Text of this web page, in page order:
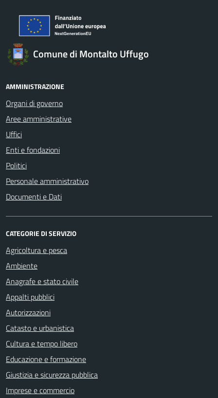
Comune di Montalto Uffugo
AMMINISTRAZIONE
Organi di governo
Aree amministrative
Uffici
Enti e fondazioni
Politici
Personale amministrativo
Documenti e Dati
CATEGORIE DI SERVIZIO
Agricoltura e pesca
Ambiente
Anagrafe e stato civile
Appalti pubblici
Autorizzazioni
Catasto e urbanistica
Cultura e tempo libero
Educazione e formazione
Giustizia e sicurezza pubblica
Imprese e commercio